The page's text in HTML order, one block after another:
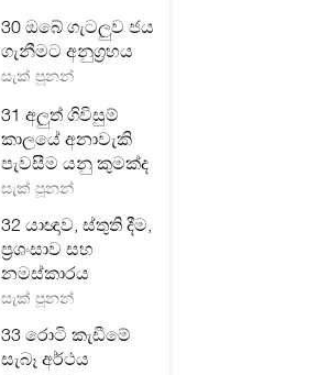
30 ඔබේ ගැටලු‍ව ජය
ගැනීමට අනුග්‍රහය
සැක් පූනන්
31 අලුත් ගිවිසුම්
කාලයේ අනාවැකි
පැවසීම යනු කුමක්ද
සැක් පූනන්
32 යාඥාව, ස්තුති දීම,
ප්‍රශංසාව සහ
නමස්කාරය
සැක් පූනන්
33 රොටි කැඩීමේ
සැබෑ අර්ථය